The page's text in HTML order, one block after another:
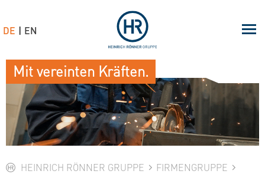
HEINRICH RÖNNER GRUPPE
FIRMENGRUPPE
Mit vereinten Kräften.
DE EN